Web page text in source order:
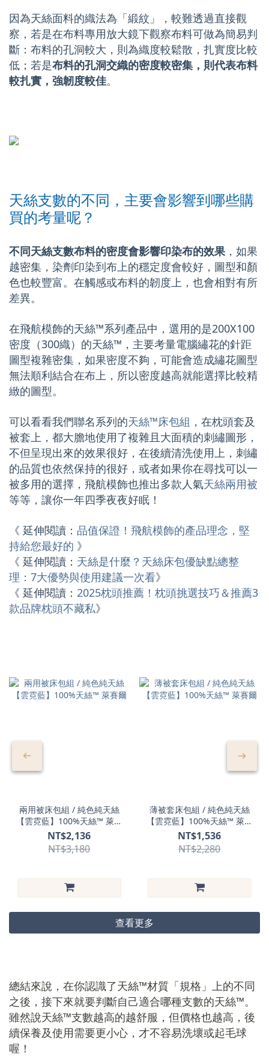
因為天絲面料的織法為「緞紋」，較難透過直接觀
察，若是在布料專用放大鏡下觀察布料可做為簡易判
斷：布料的孔洞較大，則為織度較鬆散，扎實度比較
低；若是布料的孔洞交織的密度較密集，則代表布料
較扎實，強韌度較佳。
天絲支數的不同，主要會影響到哪些購
買的考量呢？
不同天絲支數布料的密度會影響印染布的效果，如果
越密集，染劑印染到布上的穩定度會較好，圖型和顏
色也較豐富。在觸感或布料的韌度上，也會相對有所
差異。
在飛航模飾的天絲™系列產品中，選用的是200X100
密度（300織）的天絲™，主要考量電腦繡花的針距
圖型複雜密集，如果密度不夠，可能會造成繡花圖型
無法順利結合在布上，所以密度越高就能選擇比較精
緻的圖型。
可以看看我們聯名系列的天絲™床包組 ，在枕頭套及
被套上，都大膽地使用了複雜且大面積的刺繡圖形，
不但呈現出來的效果很好，在後續清洗使用上，刺繡
的品質也依然保持的很好，或者如果你在尋找可以一
被多用的選擇，飛航模飾也推出多款人氣天絲兩用被
等等，讓你一年四季夜夜好眠！
《 延伸閱讀： 品值保證！飛航模飾的產品理念，堅
持給您最好的 》
《 延伸閱讀： 天絲是什麼？天絲床包優缺點總整
理：7大優勢與使用建議一次看》
《 延伸閱讀： 2025枕頭推薦！枕頭挑選技巧＆推薦3
款品牌枕頭不藏私》
兩用被床包組 / 純色純天絲
【雲霓藍】100%天絲™ 萊賽
爾
NT$2,136
NT$3,180
薄被套床包組 / 純色純天絲
【雲霓藍】100%天絲™ 萊賽
爾
NT$1,536
NT$2,280
查看更多
總結來說，在你認識了天絲™材質「規格」上的不同
之後，接下來就要判斷自己適合哪種支數的天絲™。
雖然說天絲™支數越高的越舒服，但價格也越高，後
續保養及使用需要更小心，才不容易洗壞或起毛球
喔！